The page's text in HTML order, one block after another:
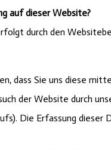
auf dieser Website?
durch den
dass Sie uns diese
der Website durch
Die Erfassung